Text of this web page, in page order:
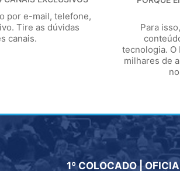
por e-mail, telefone,
Tire as dúvidas
canais.
Para
tecnologia. O
milhares de
1º COLOCADO |